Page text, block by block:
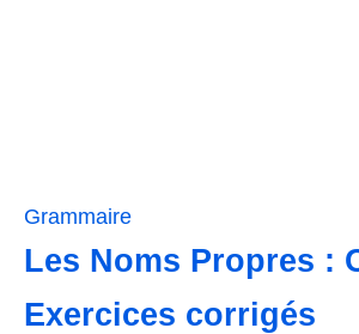
Grammaire
Les Noms Propres :
Exercices corrigés